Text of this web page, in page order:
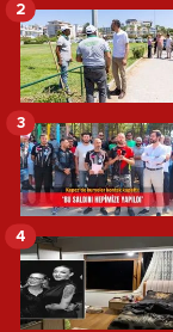
2
3
4